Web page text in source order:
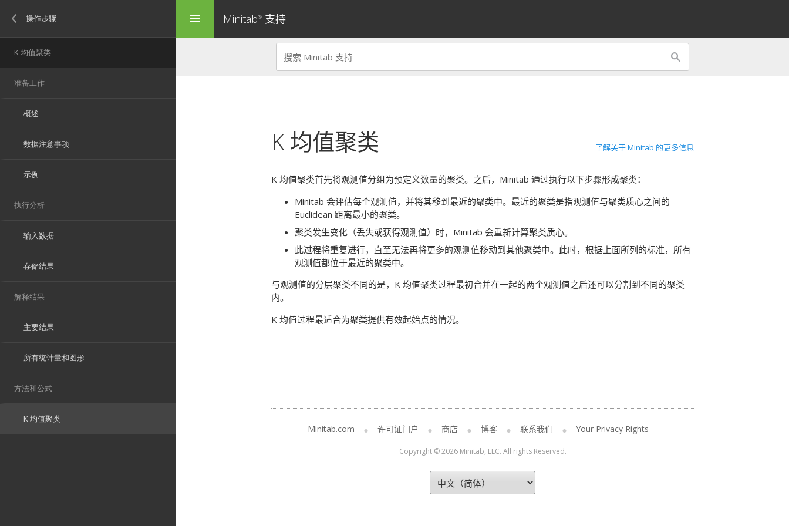
menu Minitab® 支持
K 均值聚类 了解关于 Minitab 的更多信息
K 均值聚类首先将观测值分组为预定义数量的聚类。之后，Minitab 通过执行以下步骤形成聚类：
Minitab 会评估每个观测值，并将其移到最近的聚类中。最近的聚类是指观测值与聚类质心之间的
Euclidean 距离最小的聚类。
聚类发生变化（丢失或获得观测值）时，Minitab 会重新计算聚类质心。
此过程将重复进行，直至无法再将更多的观测值移动到其他聚类中。此时，根据上面所列的标准，所有
观测值都位于最近的聚类中。
与观测值的分层聚类不同的是，K 均值聚类过程最初合并在一起的两个观测值之后还可以分割到不同的聚类
内。
K 均值过程最适合为聚类提供有效起始点的情况。
Minitab.com 许可证门户 商店 博客 联系我们 Your Privacy Rights
Copyright © 2026 Minitab, LLC. All rights Reserved.